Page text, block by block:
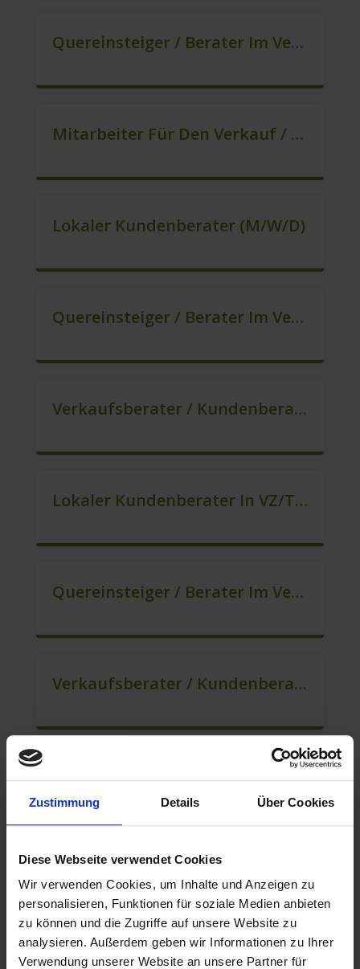
Zustimmung Details Über Cookies
Diese Webseite verwendet Cookies
Wir verwenden Cookies, um Inhalte und Anzeigen zu
personalisieren, Funktionen für soziale Medien anbieten
zu können und die Zugriffe auf unsere Website zu
analysieren. Außerdem geben wir Informationen zu Ihrer
Verwendung unserer Website an unsere Partner für
Quereinsteiger / Berater Im Vertrieb – Ab Sofort (m/w/d)
Mitarbeiter Für Den Verkauf / Quereinsteiger (m/w/d)
Lokaler Kundenberater (m/w/d)
Quereinsteiger / Berater Im Vertrieb (m/w/d)
Verkaufsberater / Kundenberater – Mehr Als Ein Job (m/w/d)
Lokaler Kundenberater In VZ/TZ (m/w/d)
Quereinsteiger / Berater Im Vertrieb / Außendienst (m/w/d)
Verkaufsberater / Kundenberater (B2C) (m/w/d)
Mitarbeiter Für Den Verkauf / Vertrieb (m/w/d)
Mitarbeiter Für Den Verkauf – Quereinstieg Möglich (m/w/d)